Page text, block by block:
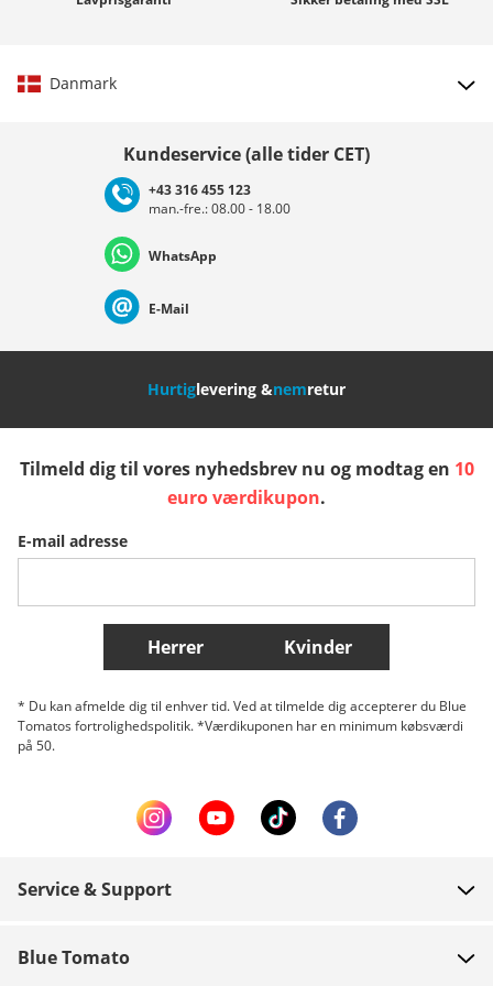
Danmark
Deutschland Österreich
Nederland Italia (Italiano) Italien (Deutsch)
Slovenija
Belgique (Français) Danmark Norge
Flere lande
Kundeservice (alle tider CET)
+43 316 455 123
man.-fre.: 08.00 - 18.00
WhatsApp
E-Mail
Hurtiglevering &nemretur
Tilmeld dig til vores nyhedsbrev nu og modtag en 10
euro værdikupon.
E-mail adresse
Herrer Kvinder
* Du kan afmelde dig til enhver tid. Ved at tilmelde dig accepterer du Blue
Tomatos fortrolighedspolitik. *Værdikuponen har en minimum købsværdi
på 50.
Service & Support
Blue Tomato